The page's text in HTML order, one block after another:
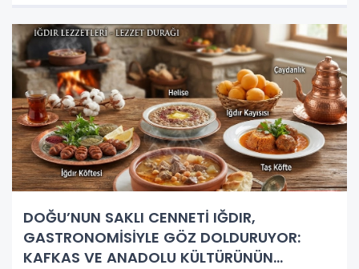
DOĞU’NUN SAKLI CENNETİ IĞDIR,
GASTRONOMİSİYLE GÖZ DOLDURUYOR:
KAFKAS VE ANADOLU KÜLTÜRÜNÜN